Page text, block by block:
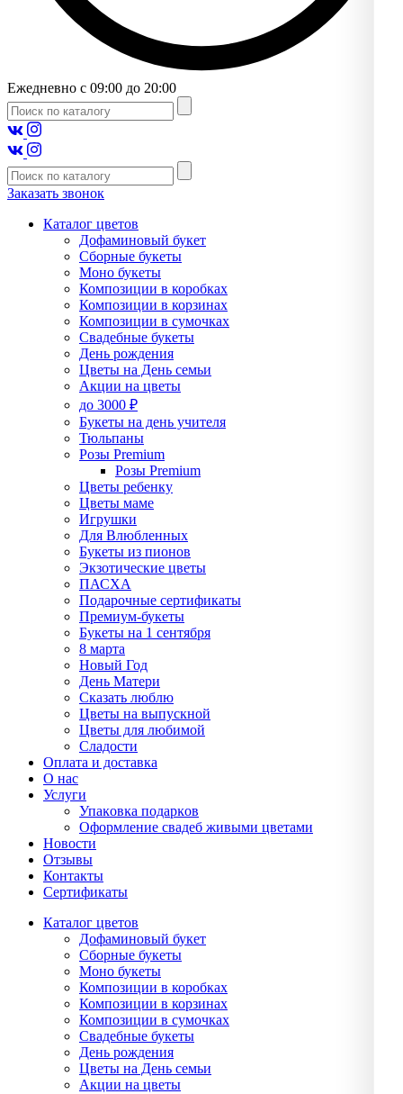
Ежедневно с 09:00 до 20:00
Заказать звонок
Каталог цветов
Дофаминовый букет
Сборные букеты
Моно букеты
Композиции в коробках
Композиции в корзинах
Композиции в сумочках
Свадебные букеты
День рождения
Цветы на День семьи
Акции на цветы
до 3000 ₽
Букеты на день учителя
Тюльпаны
Розы Premium
Розы Premium
Цветы ребенку
Цветы маме
Игрушки
Для Влюбленных
Букеты из пионов
Экзотические цветы
ПАСХА
Подарочные сертификаты
Премиум-букеты
Букеты на 1 сентября
8 марта
Новый Год
День Матери
Сказать люблю
Цветы на выпускной
Цветы для любимой
Сладости
Оплата и доставка
О нас
Услуги
Упаĸовĸа подарĸов
Оформление свадеб живыми цветами
Новости
Отзывы
Контакты
Сертификаты
Каталог цветов
Дофаминовый букет
Сборные букеты
Моно букеты
Композиции в коробках
Композиции в корзинах
Композиции в сумочках
Свадебные букеты
День рождения
Цветы на День семьи
Акции на цветы